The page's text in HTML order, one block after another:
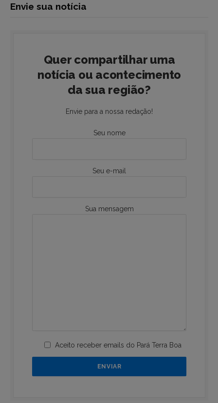
Envie sua notícia
Quer compartilhar uma
notícia ou acontecimento
da sua região?
Envie para a nossa redação!
Seu nome
Seu e-mail
Sua mensagem
Aceito receber emails do Pará Terra Boa